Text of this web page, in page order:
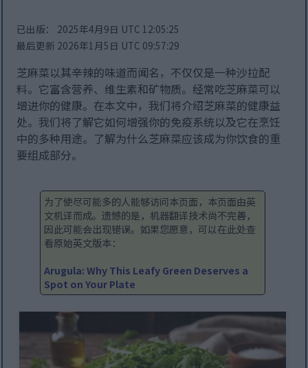
已出版： 2025年4月9日 UTC 12:05:25
最后更新 2026年1月5日 UTC 09:57:29
芝麻菜以其辛辣的味道而闻名，不仅仅是一种沙拉配
料。它富含营养、维生素和矿物质。经常吃芝麻菜可以
增进你的健康。在本文中，我们将介绍芝麻菜的健康益
处。我们将了解它如何增强你的免疫系统以及它在烹饪
中的多种用途。了解为什么芝麻菜应该成为你饮食的重
要组成部分。
为了使尽可能多的人能够访问本页面，本页面由英
文机译而成。遗憾的是，机器翻译技术尚不完善，
因此可能会出现错误。如果您愿意，可以在此处查
看原始英文版本：
Arugula: Why This Leafy Green Deserves a
Spot on Your Plate